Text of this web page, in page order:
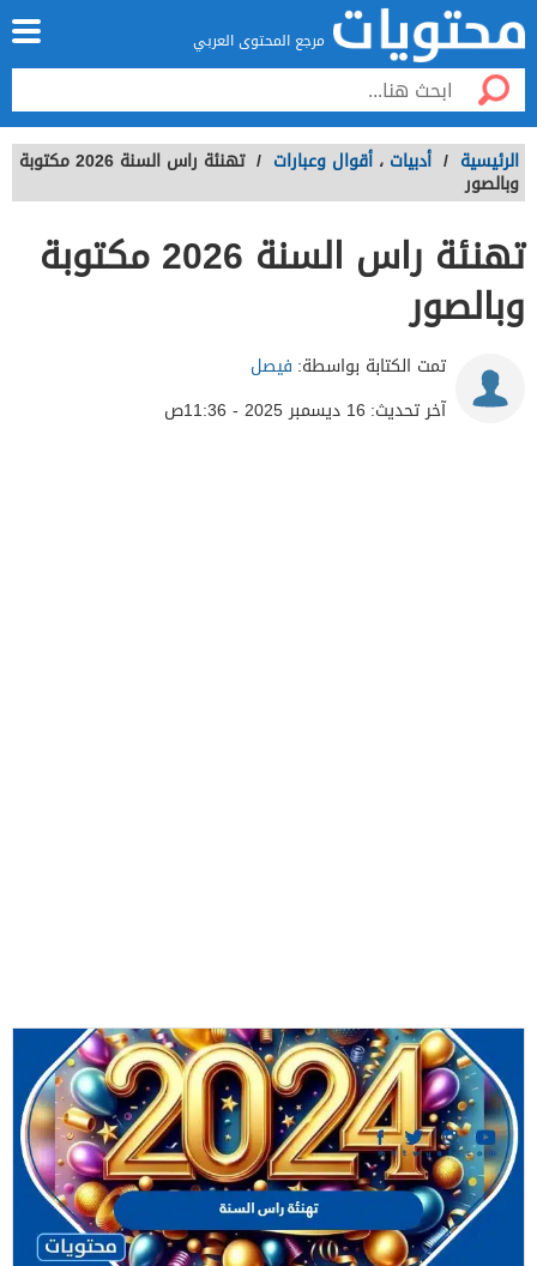
مرجع المحتوى العربي
الرئيسية / أدبيات ، أقوال وعبارات / تهنئة راس السنة 2026 مكتوبة
وبالصور
تهنئة راس السنة 2026 مكتوبة
وبالصور
تمت الكتابة بواسطة: فيصل
آخر تحديث: 16 ديسمبر 2025 - 11:36ص